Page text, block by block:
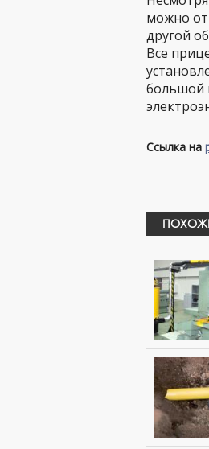
можно
другой
Все
большой
Ссылка на